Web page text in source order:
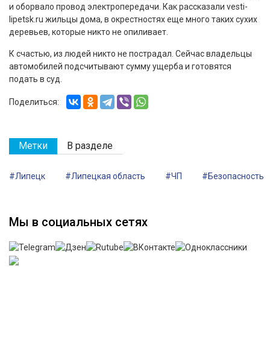
и оборвало провод электропередачи. Как рассказали vesti-
lipetsk.ru жильцы дома, в окрестностях еще много таких сухих
деревьев, которые никто не опиливает.
К счастью, из людей никто не пострадал. Сейчас владельцы
автомобилей подсчитывают сумму ущерба и готовятся
подать в суд.
Поделиться:
Метки В разделе
#Липецк #Липецкая область #ЧП #Безопасность
Мы в социальных сетях